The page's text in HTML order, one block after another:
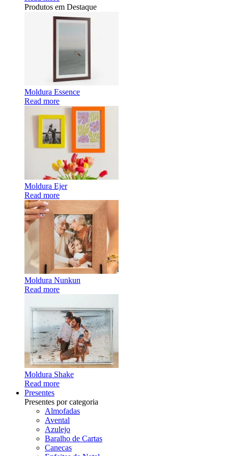
Produtos em Destaque
Moldura Essence
Read more
Moldura Ejer
Read more
Moldura Nunkun
Read more
Moldura Shake
Read more
Presentes
Presentes por categoria
Almofadas
Avental
Azulejo
Baralho de Cartas
Canecas